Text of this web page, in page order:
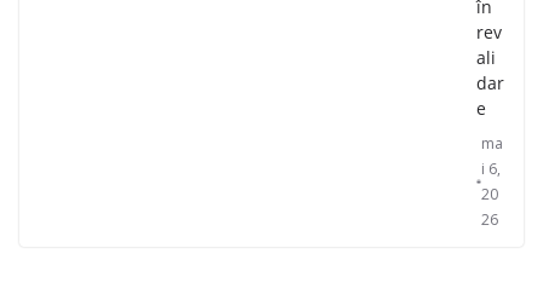
în
rev
ali
dar
e
ma
i 6,
20
26